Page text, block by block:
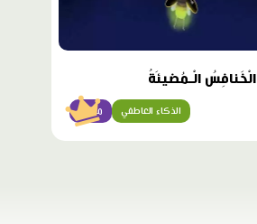
الْخَنافِسُ الْـمُضيئَةُ
مبتدئ الذكاء العاطفي